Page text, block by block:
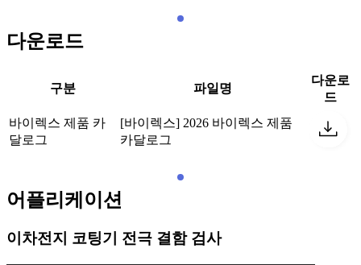
다운로드
구분 파일명
다운로
드
바이렉스 제품 카
달로그
[바이렉스] 2026 바이렉스 제품
카달로그
어플리케이션
이차전지 코팅기 전극 결함 검사